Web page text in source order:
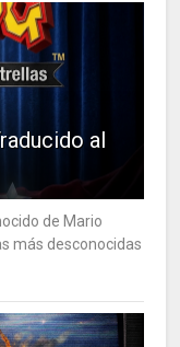
al
de Mario
más desconocidas